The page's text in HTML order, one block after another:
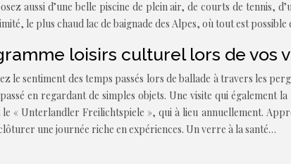
aussi d’une belle piscine de plein air, de courts de tennis,
le plus chaud lac de baignade des Alpes, où tout est
loisirs culturel lors de vos
sentiment des temps passés lors de ballade à travers les
en regardant de simples objets. Une visite qui également
« Unterlandler Freilichtspiele », qui à lieu annuellement.
une journée riche en expériences. Un verre à la santé…